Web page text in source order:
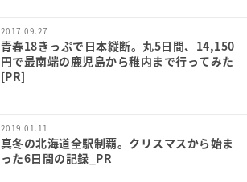
2017.09.27
青春18きっぷで日本縦断。丸5日間、14,150
円で最南端の鹿児島から稚内まで行ってみた
[PR]
2019.01.11
真冬の北海道全駅制覇。クリスマスから始ま
った6日間の記録_PR